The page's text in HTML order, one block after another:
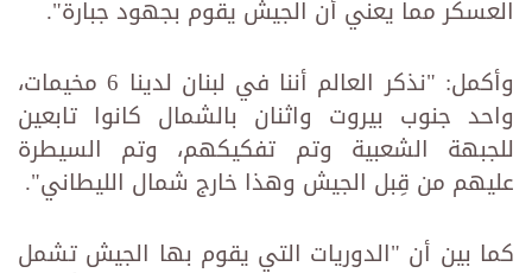
العسكر مما يعني أن الجيش يقوم بجهود جبارة".
وأكمل: "نذكر العالم أننا في لبنان لدينا 6 مخيمات،
واحد جنوب بيروت واثنان بالشمال كانوا تابعين
للجبهة الشعبية وتم تفكيكهم، وتم السيطرة
عليهم من قِبل الجيش وهذا خارج شمال الليطاني".
كما بين أن "الدوريات التي يقوم بها الجيش تشمل